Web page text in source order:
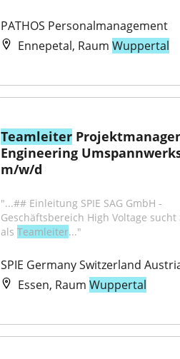
PATHOS Personalmanagement
Ennepetal, RaumWuppertal
Teamleiter
Engineering
m/w/d
"...## Einleitung SPIE SAG GmbH -
Geschäftsbereich High Voltage
als Teamleiter..."
SPIE Germany Switzerland
Essen, RaumWuppertal